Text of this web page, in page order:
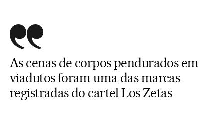
As cenas de corpos pendurados em
viadutos foram uma das marcas
registradas do cartel Los Zetas